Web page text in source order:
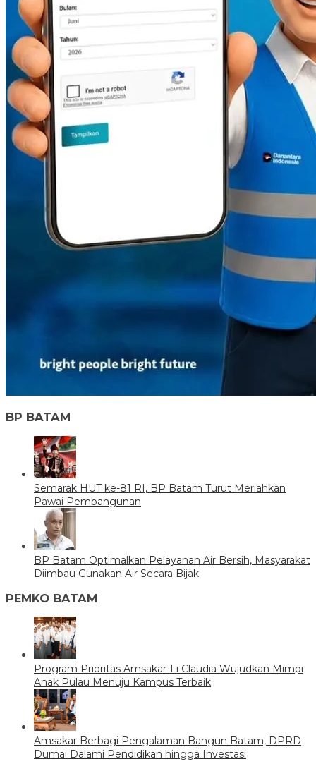
BP BATAM
Semarak HUT ke-81 RI, BP Batam Turut Meriahkan
Pawai Pembangunan
BP Batam Optimalkan Pelayanan Air Bersih, Masyarakat
Diimbau Gunakan Air Secara Bijak
PEMKO BATAM
Program Prioritas Amsakar-Li Claudia Wujudkan Mimpi
Anak Pulau Menuju Kampus Terbaik
Amsakar Berbagi Pengalaman Bangun Batam, DPRD
Dumai Dalami Pendidikan hingga Investasi